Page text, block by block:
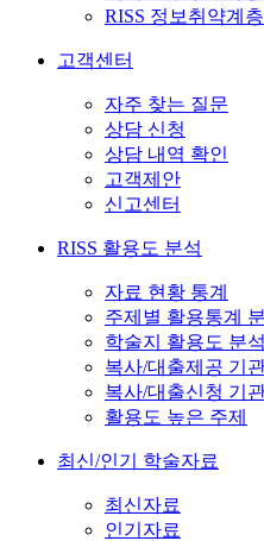
RISS 정보취약계
고객센터
자주 찾는 질문
상담 신청
상담 내역 확인
고객제안
신고센터
RISS 활용도 분석
자료 현황 통계
주제별 활용통계
학술지 활용도 분석
복사/대출제공 기
복사/대출신청 기
활용도 높은 주제
최신/인기 학술자료
최신자료
인기자료